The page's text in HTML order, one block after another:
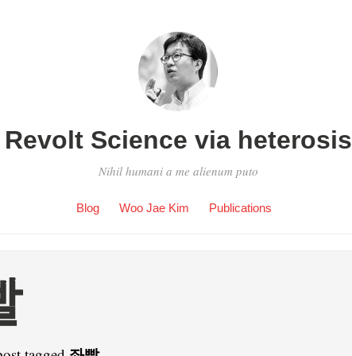
Revolt Science via heterosis
Nihil humani a me alienum puto
Blog Woo Jae Kim Publications